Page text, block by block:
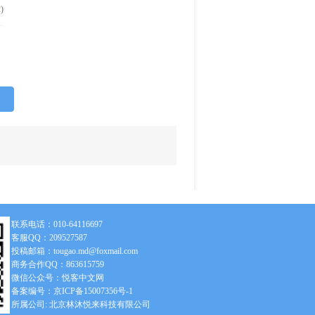
)
联系电话：010-64116697
客服QQ：209527587
投稿邮箱：tougao.md@foxmail.com
商务合作QQ：863615759
微信公众号：悦客中文网
备案编号：京ICP备15007356号-1
所属公司: 北京林沐悦来科技有限公司